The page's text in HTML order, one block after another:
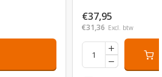
€37,95
€31,36 Excl. btw